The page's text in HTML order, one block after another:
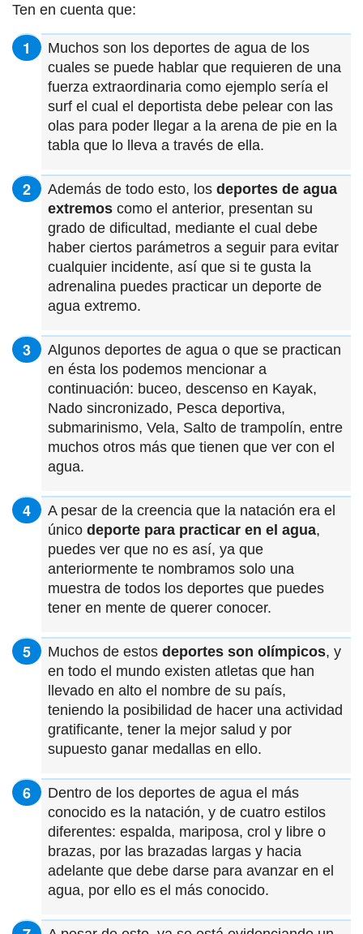
Ten en cuenta que:
Muchos son los deportes de agua de los
cuales se puede hablar que requieren de una
fuerza extraordinaria como ejemplo sería el
surf el cual el deportista debe pelear con las
olas para poder llegar a la arena de pie en la
tabla que lo lleva a través de ella.
Además de todo esto, los deportes de agua
extremos como el anterior, presentan su
grado de dificultad, mediante el cual debe
haber ciertos parámetros a seguir para evitar
cualquier incidente, así que si te gusta la
adrenalina puedes practicar un deporte de
agua extremo.
Algunos deportes de agua o que se practican
en ésta los podemos mencionar a
continuación: buceo, descenso en Kayak,
Nado sincronizado, Pesca deportiva,
submarinismo, Vela, Salto de trampolín, entre
muchos otros más que tienen que ver con el
agua.
A pesar de la creencia que la natación era el
único deporte para practicar en el agua,
puedes ver que no es así, ya que
anteriormente te nombramos solo una
muestra de todos los deportes que puedes
tener en mente de querer conocer.
Muchos de estos deportes son olímpicos, y
en todo el mundo existen atletas que han
llevado en alto el nombre de su país,
teniendo la posibilidad de hacer una actividad
gratificante, tener la mejor salud y por
supuesto ganar medallas en ello.
Dentro de los deportes de agua el más
conocido es la natación, y de cuatro estilos
diferentes: espalda, mariposa, crol y libre o
brazas, por las brazadas largas y hacia
adelante que debe darse para avanzar en el
agua, por ello es el más conocido.